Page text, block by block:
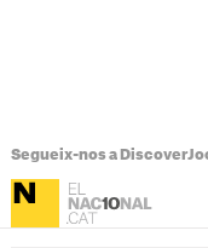
Segueix-nos a Discover